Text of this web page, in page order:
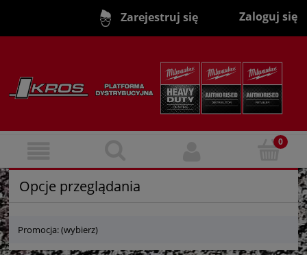
Zarejestruj się Zaloguj się
Opcje przeglądania
Promocja: (wybierz)